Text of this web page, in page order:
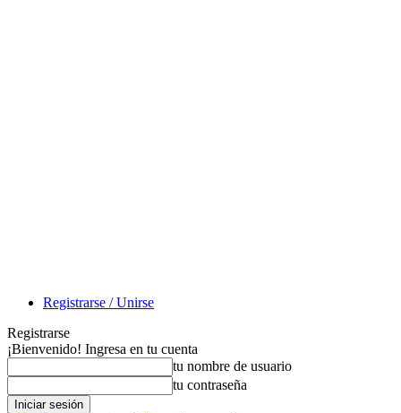
Registrarse / Unirse
Registrarse
¡Bienvenido! Ingresa en tu cuenta
tu nombre de usuario
tu contraseña